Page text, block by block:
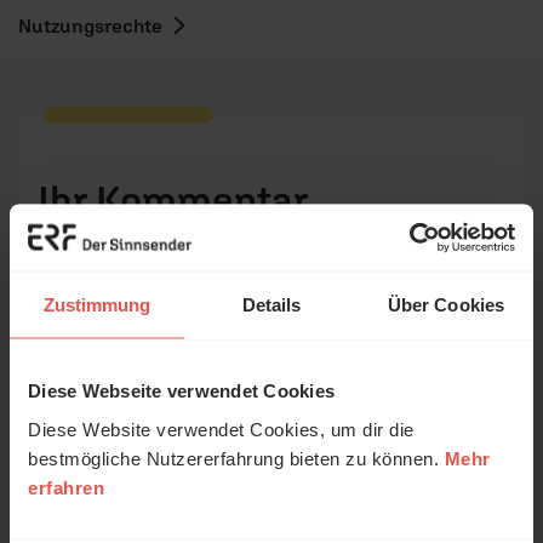
Zustimmung Details Über Cookies
Diese Webseite verwendet Cookies
Diese Website verwendet Cookies, um dir die
bestmögliche Nutzererfahrung bieten zu können. Mehr
erfahren
Nutzungsrechte
Ihr Kommentar
Name:
E-Mail:
Die E-Mail-Adresse wird nicht veröffentlicht.